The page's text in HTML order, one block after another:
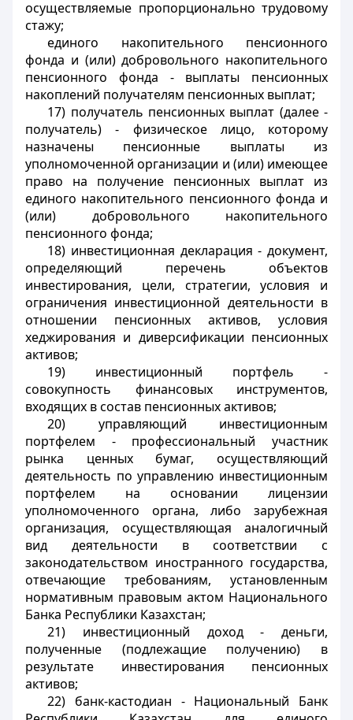
осуществляемые пропорционально трудовому
стажу;
единого накопительного пенсионного
фонда и (или) добровольного накопительного
пенсионного фонда - выплаты пенсионных
накоплений получателям пенсионных выплат;
17) получатель пенсионных выплат (далее -
получатель) - физическое лицо, которому
назначены пенсионные выплаты из
уполномоченной организации и (или) имеющее
право на получение пенсионных выплат из
единого накопительного пенсионного фонда и
(или) добровольного накопительного
пенсионного фонда;
18) инвестиционная декларация - документ,
определяющий перечень объектов
инвестирования, цели, стратегии, условия и
ограничения инвестиционной деятельности в
отношении пенсионных активов, условия
хеджирования и диверсификации пенсионных
активов;
19) инвестиционный портфель -
совокупность финансовых инструментов,
входящих в состав пенсионных активов;
20) управляющий инвестиционным
портфелем - профессиональный участник
рынка ценных бумаг, осуществляющий
деятельность по управлению инвестиционным
портфелем на основании лицензии
уполномоченного органа, либо зарубежная
организация, осуществляющая аналогичный
вид деятельности в соответствии с
законодательством иностранного государства,
отвечающие требованиям, установленным
нормативным правовым актом Национального
Банка Республики Казахстан;
21) инвестиционный доход - деньги,
полученные (подлежащие получению) в
результате инвестирования пенсионных
активов;
22) банк-кастодиан - Национальный Банк